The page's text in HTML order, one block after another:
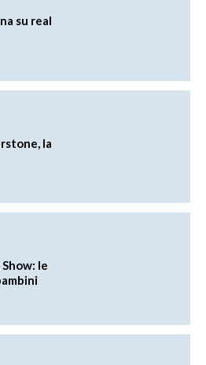
su real
la
le